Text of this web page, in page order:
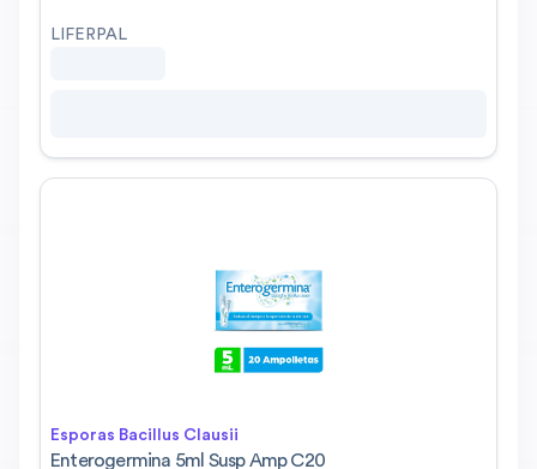
LIFERPAL
Esporas Bacillus Clausii
Enterogermina 5ml Susp Amp C20